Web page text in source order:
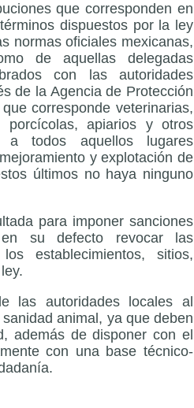
que corresponden en
dispuestos por la ley
normas oficiales mexicanas,
de aquellas delegadas
con las autoridades
de la Agencia de Protección
corresponde veterinarias,
porcícolas, apiarios y otros
a todos aquellos lugares
y explotación de
últimos no haya ninguno
para imponer sanciones
su defecto revocar las
establecimientos, sitios,
las autoridades locales al
animal, ya que deben
además de disponer con el
con una base técnico-